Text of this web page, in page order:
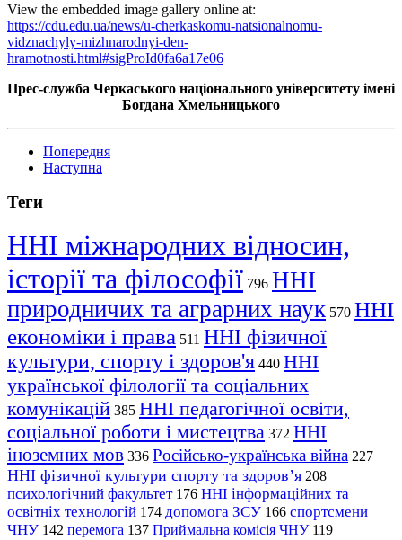
View the embedded image gallery online at:
https://cdu.edu.ua/news/u-cherkaskomu-natsionalnomu-
vidznachyly-mizhnarodnyi-den-
hramotnosti.html#sigProId0fa6a17e06
Прес-служба Черкаського національного університету імені
Богдана Хмельницького
Попередня
Наступна
Теги
ННІ міжнародних відносин,
історії та філософії 796 ННІ
природничих та аграрних наук 570 ННІ
економіки і права 511 ННІ фізичної
культури, спорту і здоров'я 440 ННІ
української філології та соціальних
комунікацій 385 ННІ педагогічної освіти,
соціальної роботи і мистецтва 372 ННІ
іноземних мов 336 Російсько-українська війна 227
ННІ фізичної культури спорту та здоров’я 208
психологічний факультет 176 ННІ інформаційних та
освітніх технологій 174 допомога ЗСУ 166 спортсмени
ЧНУ 142 перемога 137 Приймальна комісія ЧНУ 119